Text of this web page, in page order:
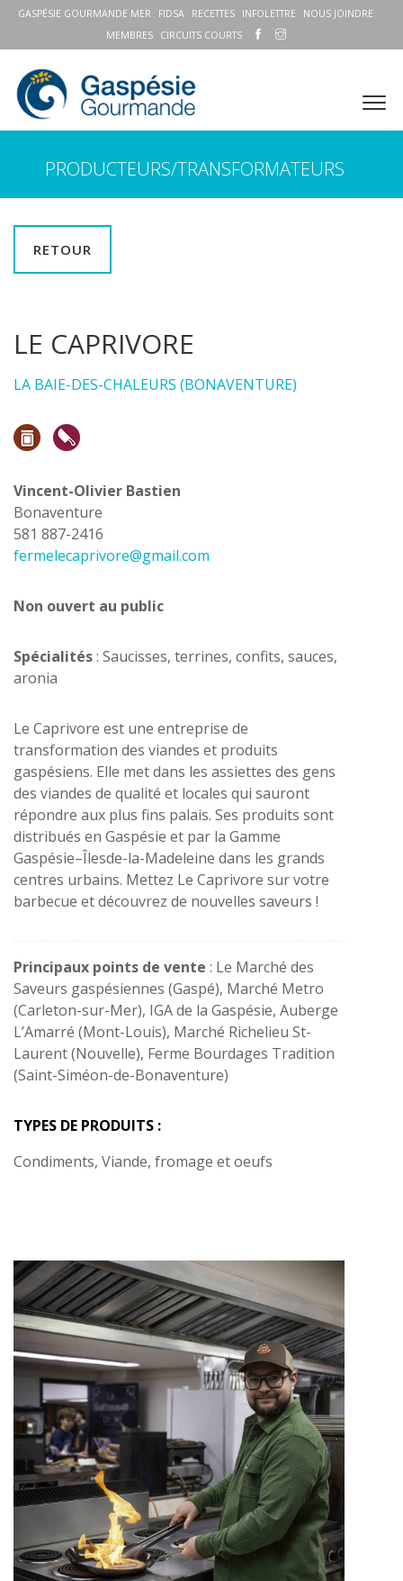
GASPÉSIE GOURMANDE MER FIDSA RECETTES INFOLETTRE
NOUS JOINDRE
MEMBRES
CIRCUITS COURTS
PRODUCTEURS/TRANSFORMATEURS
RETOUR
LE CAPRIVORE
LA BAIE-DES-CHALEURS (BONAVENTURE)
Vincent-Olivier Bastien
Bonaventure
581 887-2416
fermelecaprivore@gmail.com
Non ouvert au public
Spécialités: Saucisses, terrines, confits, sauces,
aronia
Le Caprivore est une entreprise de
transformation des viandes et produits
gaspésiens. Elle met dans les assiettes des gens
des viandes de qualité et locales qui sauront
répondre aux plus fins palais. Ses produits sont
distribués en Gaspésie et par la Gamme
Gaspésie–Îlesde-la-Madeleine dans les grands
centres urbains. Mettez Le Caprivore sur votre
barbecue et découvrez de nouvelles saveurs !
Principaux points de vente : Le Marché des
Saveurs gaspésiennes (Gaspé), Marché Metro
(Carleton-sur-Mer), IGA de la Gaspésie, Auberge
L’Amarré (Mont-Louis), Marché Richelieu St-
Laurent (Nouvelle), Ferme Bourdages Tradition
(Saint-Siméon-de-Bonaventure)
TYPES DE PRODUITS :
Condiments, Viande, fromage et oeufs